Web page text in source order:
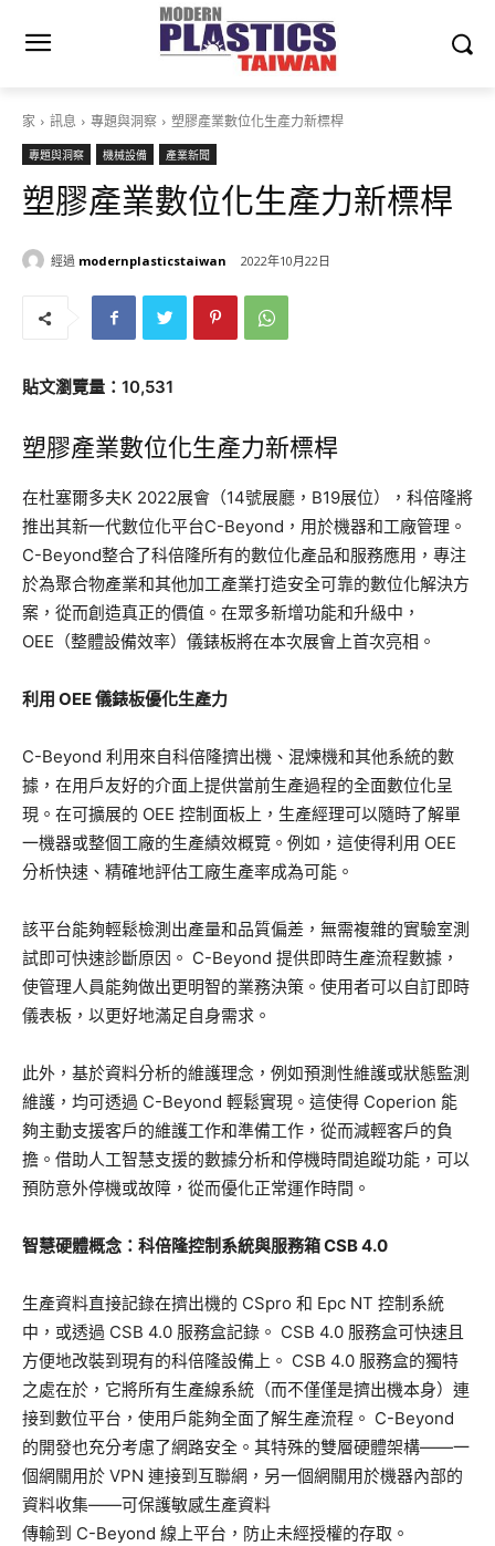
家 訊息 專題與洞察 塑膠產業數位化生產力新標桿
專題與洞察 機械設備 產業新聞
塑膠產業數位化生產力新標桿
經過 modernplasticstaiwan 2022年10月22日
貼文瀏覽量：10,531
塑膠產業數位化生產力新標桿
在杜塞爾多夫K 2022展會（14號展廳，B19展位），科倍隆將
推出其新一代數位化平台C-Beyond，用於機器和工廠管理。
C-Beyond整合了科倍隆所有的數位化產品和服務應用，專注
於為聚合物產業和其他加工產業打造安全可靠的數位化解決方
案，從而創造真正的價值。在眾多新增功能和升級中，
OEE（整體設備效率）儀錶板將在本次展會上首次亮相。
利用 OEE 儀錶板優化生產力
C-Beyond 利用來自科倍隆擠出機、混煉機和其他系統的數
據，在用戶友好的介面上提供當前生產過程的全面數位化呈
現。在可擴展的 OEE 控制面板上，生產經理可以隨時了解單
一機器或整個工廠的生產績效概覽。例如，這使得利用 OEE
分析快速、精確地評估工廠生產率成為可能。
該平台能夠輕鬆檢測出產量和品質偏差，無需複雜的實驗室測
試即可快速診斷原因。 C-Beyond 提供即時生產流程數據，
使管理人員能夠做出更明智的業務決策。使用者可以自訂即時
儀表板，以更好地滿足自身需求。
此外，基於資料分析的維護理念，例如預測性維護或狀態監測
維護，均可透過 C-Beyond 輕鬆實現。這使得 Coperion 能
夠主動支援客戶的維護工作和準備工作，從而減輕客戶的負
擔。借助人工智慧支援的數據分析和停機時間追蹤功能，可以
預防意外停機或故障，從而優化正常運作時間。
智慧硬體概念：科倍隆控制系統與服務箱 CSB 4.0
生產資料直接記錄在擠出機的 CSpro 和 Epc NT 控制系統
中，或透過 CSB 4.0 服務盒記錄。 CSB 4.0 服務盒可快速且
方便地改裝到現有的科倍隆設備上。 CSB 4.0 服務盒的獨特
之處在於，它將所有生產線系統（而不僅僅是擠出機本身）連
接到數位平台，使用戶能夠全面了解生產流程。 C-Beyond
的開發也充分考慮了網路安全。其特殊的雙層硬體架構——一
個網關用於 VPN 連接到互聯網，另一個網關用於機器內部的
資料收集——可保護敏感生產資料
傳輸到 C-Beyond 線上平台，防止未經授權的存取。